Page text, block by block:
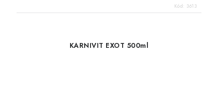
Kód: 3613
KARNIVIT EXOT 500ml